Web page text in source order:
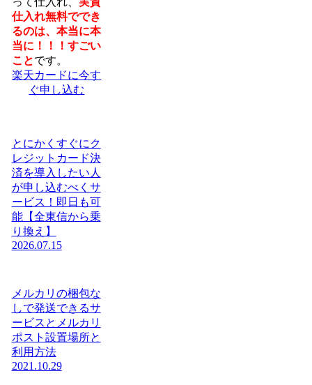
仕入れ無料ででき
るのは、本当に本
当に！！！すごい
ことです。
楽天カードに今す
ぐ申し込む
とにかくすぐにク
レジットカード決
済を導入したい人
が申し込むべくサ
ービス！即日も可
能【全東信から乗
り換え】
2026.07.15
メルカリの梱包な
しで発送できるサ
ービスとメルカリ
ポスト設置場所と
利用方法
2021.10.29